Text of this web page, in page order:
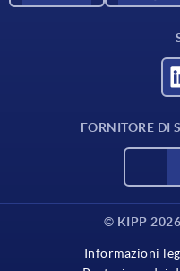
FORNITORE DI
© KIPP
Informazioni